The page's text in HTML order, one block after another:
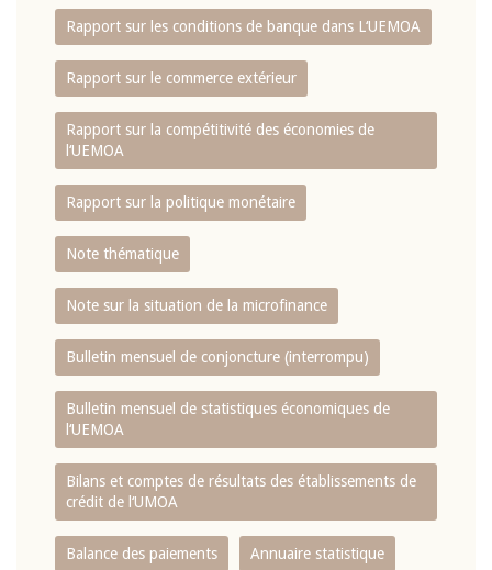
Rapport sur les conditions de banque dans L‘UEMOA
Rapport sur le commerce extérieur
Rapport sur la compétitivité des économies de
l‘UEMOA
Rapport sur la politique monétaire
Note thématique
Note sur la situation de la microfinance
Bulletin mensuel de conjoncture (interrompu)
Bulletin mensuel de statistiques économiques de
l‘UEMOA
Bilans et comptes de résultats des établissements de
crédit de l‘UMOA
Balance des paiements Annuaire statistique